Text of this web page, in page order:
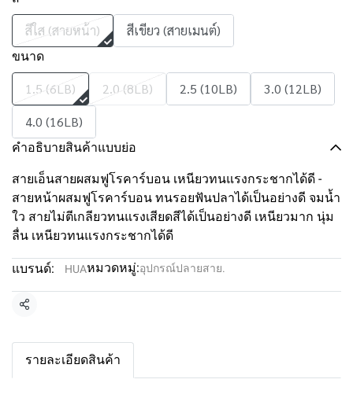
สีใส (สายหน้า) สีเขียว (สายเมนต์)
ขนาด
1.5 (6LB) 2.0 (8LB) 2.5 (10LB)
3.0 (12LB)
4.0 (16LB)
คำอธิบายสินค้าแบบย่อ
สายเอ็นสายผสมฟูโรคาร์บอน เหนียวทนแรงกระชากได้ดี -
สายหน้าผสมฟูโรคาร์บอน ทนรอยฟันปลาได้เป็นอย่างดี จมน้ำ
ใว สายไม่ตีเกลียวทนแรงเสียดสีได้เป็นอย่างดี เหนียวมาก นุ่ม
ลื่น เหนียวทนแรงกระชากได้ดี
แบรนด์: HUAหมวดหมู่:อุปกรณ์ปลายสาย.
แชร์
รายละเอียดสินค้า